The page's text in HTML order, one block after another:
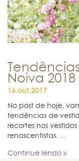
Noiva 2018
16.out.2017
No post de hoje,
tendências de
recortes nos
renascentistas. ...
Continue lendo »